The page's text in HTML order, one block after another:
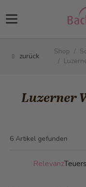
zurück
Shop /
/
Luzerner
6 Artikel gefunden
Relevanz